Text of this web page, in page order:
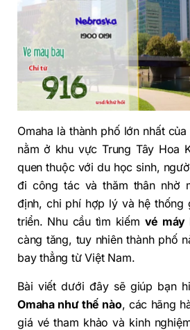
Omaha là thành phố lớn nhất
nằm ở khu vực Trung Tây Hoa
quen thuộc với du học sinh,
đi công tác và thăm thân nhờ
định, chi phí hợp lý và hệ thống
triển. Nhu cầu tìm kiếm vé máy
càng tăng, tuy nhiên thành phố
bay thẳng từ Việt Nam.
Bài viết dưới đây sẽ giúp bạn
Omaha như thế nào, các hãng
giá vé tham khảo và kinh